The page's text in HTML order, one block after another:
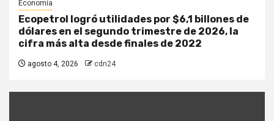
Economía
Ecopetrol logró utilidades por $6,1 billones de
dólares en el segundo trimestre de 2026, la
cifra más alta desde finales de 2022
agosto 4, 2026 cdn24